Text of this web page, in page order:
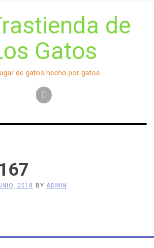
de
Gatos
de gatos hecho por gatos
2018 BY ADMIN